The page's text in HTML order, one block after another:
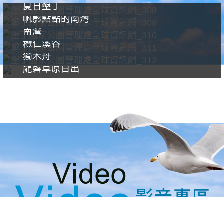
夏日墾丁
帆影點點的南灣
南灣
欖仁溪谷
獨木舟
龍磐草原日出